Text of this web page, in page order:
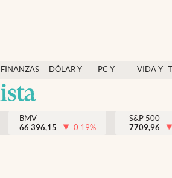
FINANZAS
Y
ECONOMÍA
DÓLAR Y
PC Y
VIDA Y
México
BMV
66.396,15
-0.19%
S&P 500
7709,96